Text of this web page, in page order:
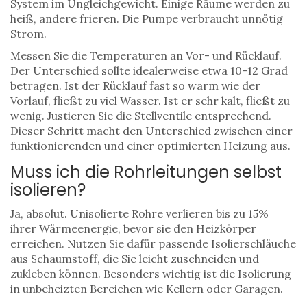
System im Ungleichgewicht. Einige Räume werden zu
heiß, andere frieren. Die Pumpe verbraucht unnötig
Strom.
Messen Sie die Temperaturen an Vor- und Rücklauf.
Der Unterschied sollte idealerweise etwa 10-12 Grad
betragen. Ist der Rücklauf fast so warm wie der
Vorlauf, fließt zu viel Wasser. Ist er sehr kalt, fließt zu
wenig. Justieren Sie die Stellventile entsprechend.
Dieser Schritt macht den Unterschied zwischen einer
funktionierenden und einer optimierten Heizung aus.
Muss ich die Rohrleitungen selbst
isolieren?
Ja, absolut. Unisolierte Rohre verlieren bis zu 15%
ihrer Wärmeenergie, bevor sie den Heizkörper
erreichen. Nutzen Sie dafür passende Isolierschläuche
aus Schaumstoff, die Sie leicht zuschneiden und
zukleben können. Besonders wichtig ist die Isolierung
in unbeheizten Bereichen wie Kellern oder Garagen.